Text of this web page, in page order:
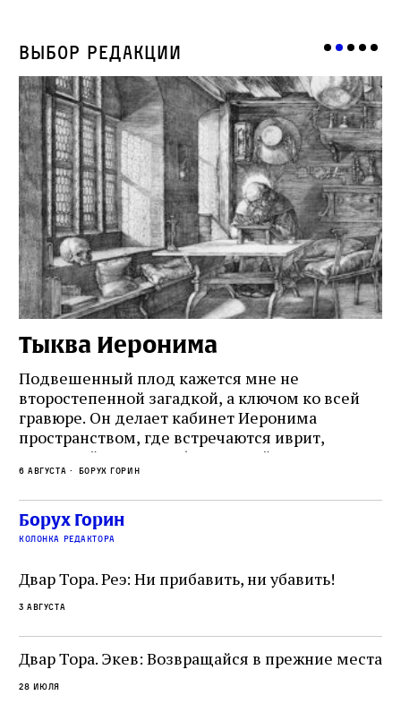
Выбор редакции
Тыква Иеронима
Подвешенный плод кажется мне не
второстепенной загадкой, а ключом ко всей
гравюре. Он делает кабинет Иеронима
пространством, где встречаются иврит,
греческий и латынь; буквальный смысл и
церковная традиция; филологическая
точность и понятность; переводчик,
убеждённый в необходимости исправления, и
читатель, воспринимающий исправление как
не просто покровитель переводчиков,
окружённый книгами. Перед нами человек,
одно решение которого вызвало возмущение
целой общины и стало частью многовекового
спора о том, кому принадлежит последнее
слово в переводе Библии
6 августа Борух Горин
Борух Горин
колонка редактора
Двар Тора. Реэ: Ни прибавить, ни убавить!
3 августа
Двар Тора. Экев: Возвращайся в прежние места
28 июля